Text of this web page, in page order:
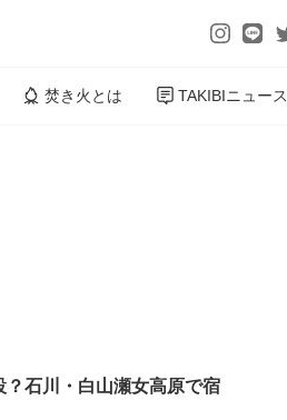
焚き火とは TAKIBIニュース
石川・白山瀬女高原で宿